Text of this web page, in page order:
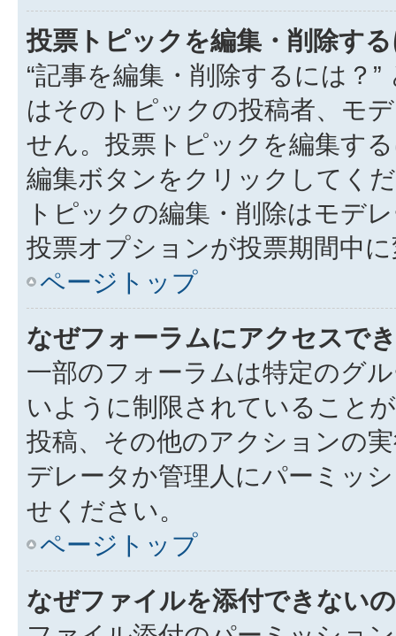
投票トピックを編集・削除す
“記事を編集・削除するには？
はそのトピックの投稿者、モ
せん。投票トピックを編集す
編集ボタンをクリックしてく
トピックの編集・削除はモデ
投票オプションが投票期間中
ページトップ
なぜフォーラムにアクセスで
一部のフォーラムは特定のグ
いように制限されていること
投稿、その他のアクションの
デレータか管理人にパーミッ
せください。
ページトップ
なぜファイルを添付できない